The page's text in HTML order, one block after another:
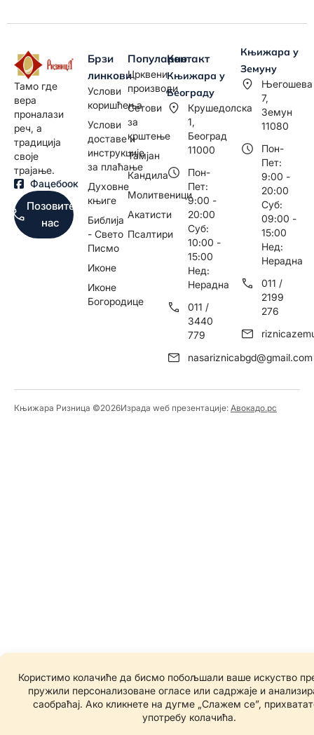
Тамо где
вера
проналази
реч, а
традиција
своје
трајање.
Фацебоок
Позовите
нас
Брзи
линкови
Услови
коришћења
Услови
доставе и
инструкције
за плаћање
Духовне
књиге
Библија
- Свето
Писмо
Иконе
Иконе
Богородице
Популарно
Црквени
производи
Сетови
за
крштење
Тамјан
Кандила
Молитвеници
Акатисти
Псалтири
Контакт
Књижара у
Београду
Крушедолска
1,
Београд
11000
Пон-
Пет:
9:00 -
20:00
Суб:
10:00 -
15:00
Нед:
Нерадна
011 /
3440
779
nasariznicabgd@gmail.com
Књижара у
Земуну
Његошева
7,
Земун
11080
Пон-
Пет:
9:00 -
20:00
Суб:
09:00 -
15:00
Нед:
Нерадна
011 /
2199
276
Књижара Ризница ©️2026Израда wеб презентације: Авокадо.рс